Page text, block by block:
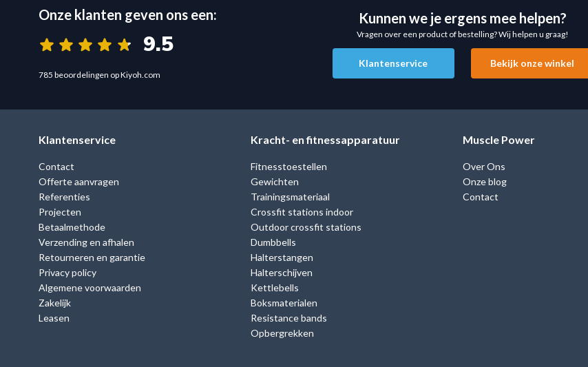
Onze klanten geven ons een:
9.5
785 beoordelingen op Kiyoh.com
Kunnen we je ergens mee helpen?
Vragen over een product of bestelling? Wij helpen u graag!
Klantenservice Bekijk onze winkel
Klantenservice
Contact
Offerte aanvragen
Referenties
Projecten
Betaalmethode
Verzending en afhalen
Retourneren en garantie
Privacy policy
Algemene voorwaarden
Zakelijk
Leasen
Kracht- en fitnessapparatuur
Fitnesstoestellen
Gewichten
Trainingsmateriaal
Crossfit stations indoor
Outdoor crossfit stations
Dumbbells
Halterstangen
Halterschijven
Kettlebells
Boksmaterialen
Resistance bands
Opbergrekken
Muscle Power
Over Ons
Onze blog
Contact